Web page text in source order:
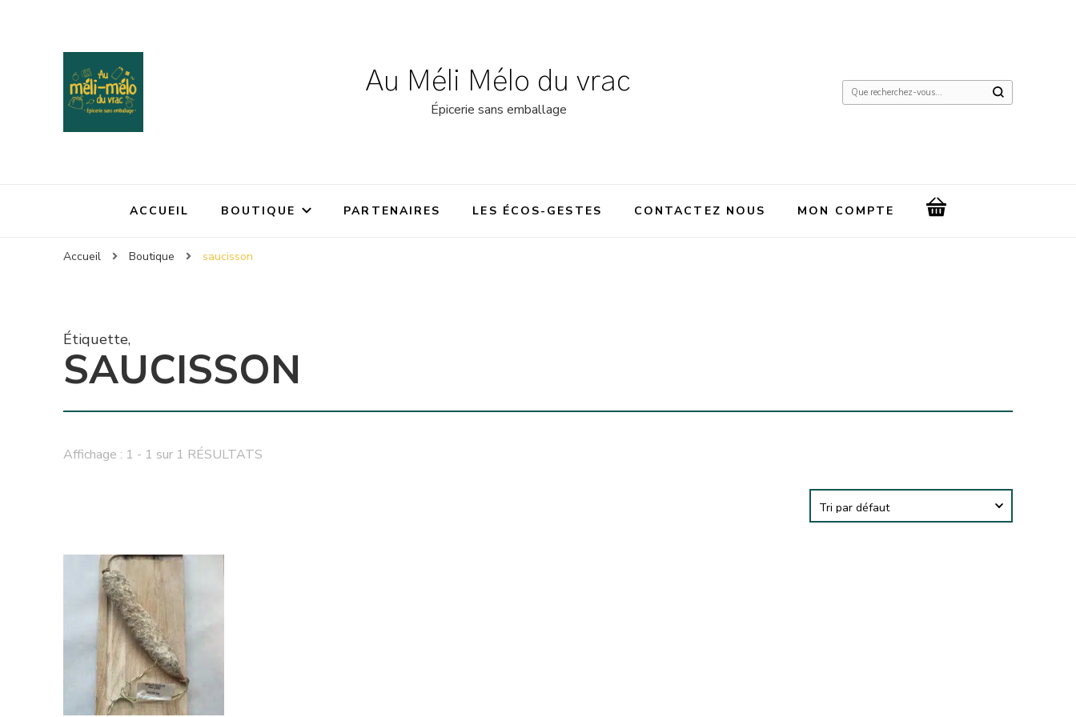
Au Méli Mélo du vrac
Épicerie sans emballage
Vous
ACCUEIL BOUTIQUE PARTENAIRES LES ÉCOS-GESTES CONTACTEZ NOUS MON COMPTE
Accueil Boutique saucisson
Étiquette,
SAUCISSON
Affichage : 1 - 1 sur 1 RÉSULTATS